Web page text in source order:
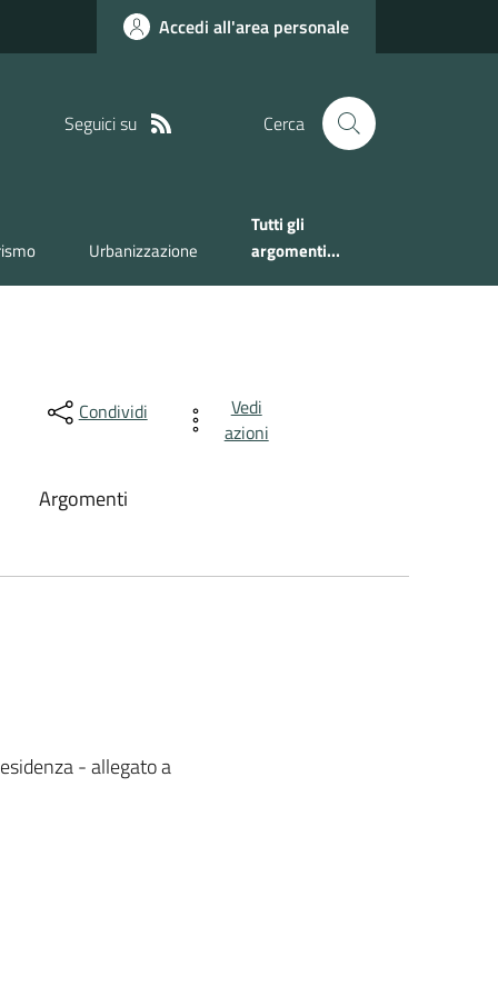
Accedi all'area personale
Seguici su Cerca
Urbanizzazione
Tutti gli
argomenti...
Condividi
Vedi
azioni
Argomenti
- allegato a